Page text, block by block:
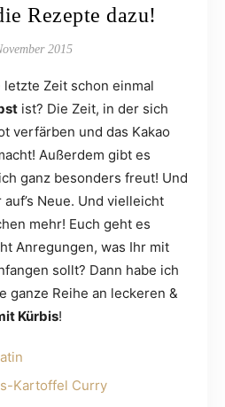
Rezepte dazu!
2015
letzte Zeit schon einmal
ist? Die Zeit, in der sich
verfärben und das Kakao
Außerdem gibt es
ganz besonders freut! Und
Neue. Und vielleicht
mehr! Euch geht es
Anregungen, was Ihr mit
sollt? Dann habe ich
ganze Reihe an leckeren &
Kürbis!
Kartoffel Curry